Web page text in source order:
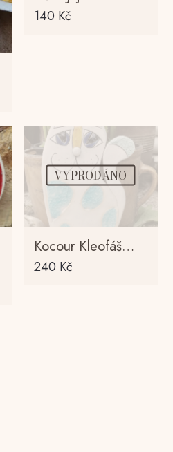
140 Kč
VYPRODÁNO
Kocour Kleofáš…
240 Kč